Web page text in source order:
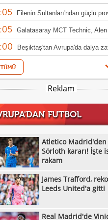
Filenin Sultanları'ndan güçlü
Galatasaray MCT Technic, Alen
kadrosuna kattı
Beşiktaş'tan Avrupa'da dalya
Beşiktaş Kadın Futbol Takımı,
Emirhan Topçu: "Topun oraya
Beşiktaş'ta inanılmaz rakam:
Galatasaray'dan suç duyurusu
James Trafford, rekorla Leeds
Kassoum Ouattara, 6 dakikada
gördü!Aleksey Batrakov için
Reklam
FUTBOL
Atletico Madrid'den
Sörloth kararı! İşte
rakam
James Trafford,
Leeds United'a gitti
Real Madrid'de